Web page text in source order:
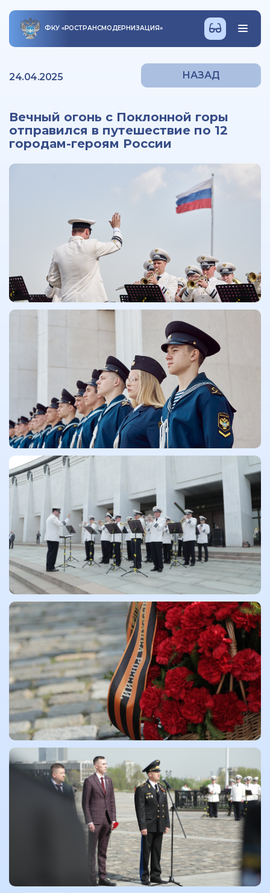
ФКУ «РОСТРАНСМОДЕРНИЗАЦИЯ»
24.04.2025 НАЗАД
Вечный огонь с Поклонной горы
отправился в путешествие по 12
городам-героям России